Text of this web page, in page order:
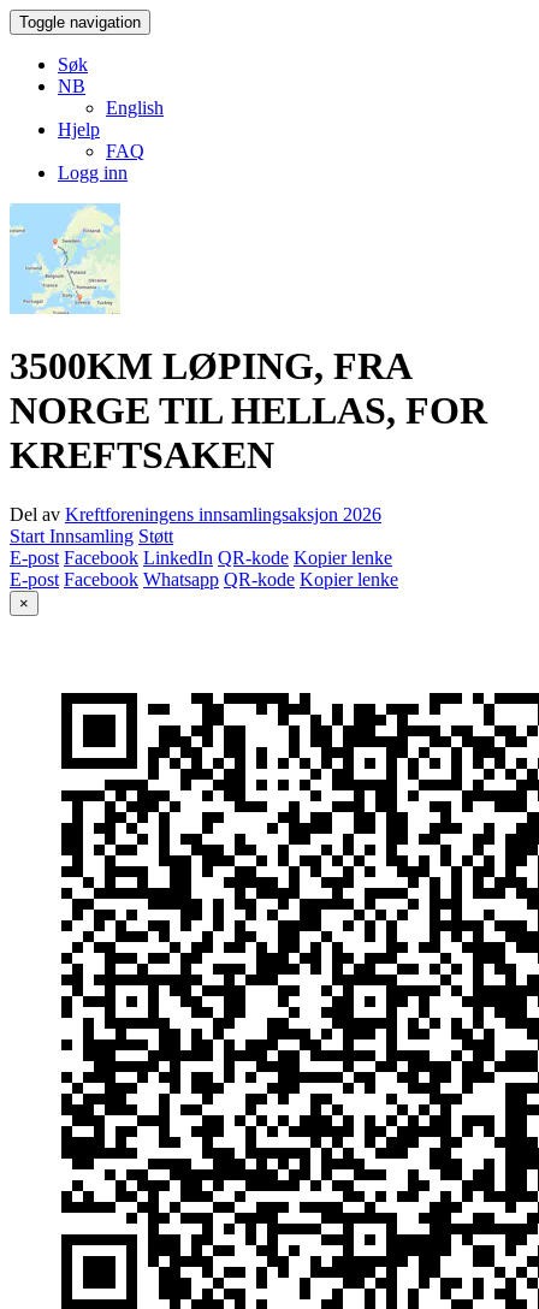
Toggle navigation
Søk
NB
English
Hjelp
FAQ
Logg inn
3500KM LØPING, FRA
NORGE TIL HELLAS, FOR
KREFTSAKEN​
Del av Kreftforeningens innsamlingsaksjon 2026
Start Innsamling Støtt
E-post Facebook LinkedIn QR-kode Kopier lenke
E-post Facebook Whatsapp QR-kode Kopier lenke
×